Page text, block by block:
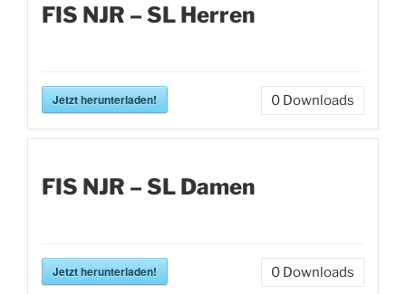
FIS NJR – SL Herren
Jetzt herunterladen! 0 Downloads
FIS NJR – SL Damen
Jetzt herunterladen! 0 Downloads